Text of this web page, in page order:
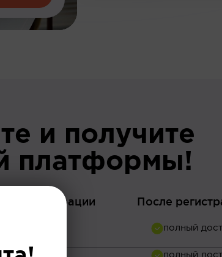
и получите
платформы!
До регистрации После